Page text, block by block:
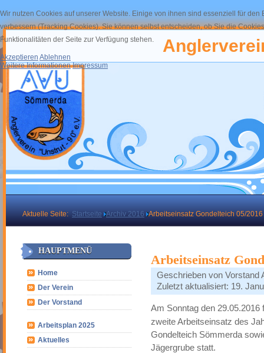
Aktuelle Seite: Startseite Archiv 2016 Arbeitseinsatz Gondelteich 05/2016
HAUPTMENÜ
Home
Der Verein
Der Vorstand
Arbeitsplan 2025
Aktuelles
Arbeitseinsatz
Geschrieben von Vorstand
Zuletzt aktualisiert: 19.
Am Sonntag den 29.05.2016
zweite Arbeitseinsatz des
Gondelteich Sömmerda
Jägergrube statt.
Wir nutzen Cookies auf unserer Website. Einige von ihnen sind essenziell für
verbessern (Tracking Cookies). Sie können selbst entscheiden, ob Sie die
Funktionalitäten der Seite zur Verfügung stehen.
Akzeptieren Ablehnen
Weitere Informationen Impressum